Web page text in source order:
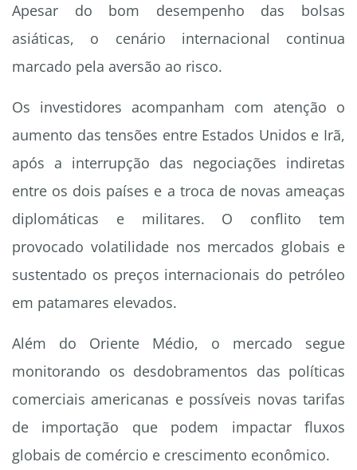
Apesar do bom desempenho das bolsas
asiáticas, o cenário internacional continua
marcado pela aversão ao risco.
Os investidores acompanham com atenção o
aumento das tensões entre Estados Unidos e Irã,
após a interrupção das negociações indiretas
entre os dois países e a troca de novas ameaças
diplomáticas e militares. O conflito tem
provocado volatilidade nos mercados globais e
sustentado os preços internacionais do petróleo
em patamares elevados.
Além do Oriente Médio, o mercado segue
monitorando os desdobramentos das políticas
comerciais americanas e possíveis novas tarifas
de importação que podem impactar fluxos
globais de comércio e crescimento econômico.